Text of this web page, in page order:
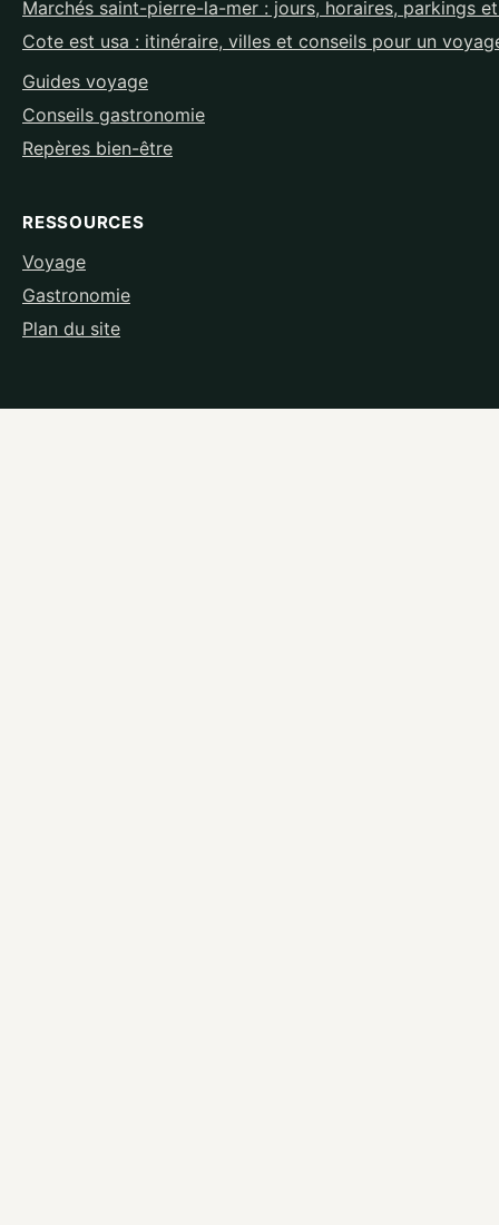
Marchés saint-pierre-la-mer : jours, horaires, parkings
Cote est usa : itinéraire, villes et conseils pour un
Guides voyage
Conseils gastronomie
Repères bien-être
RESSOURCES
Voyage
Gastronomie
Plan du site